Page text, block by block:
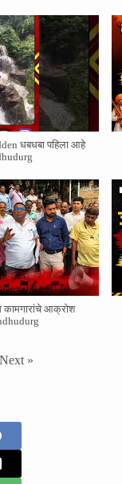
धबधबा पहिला आहे
कामगारांचे आक्रोश
Next »